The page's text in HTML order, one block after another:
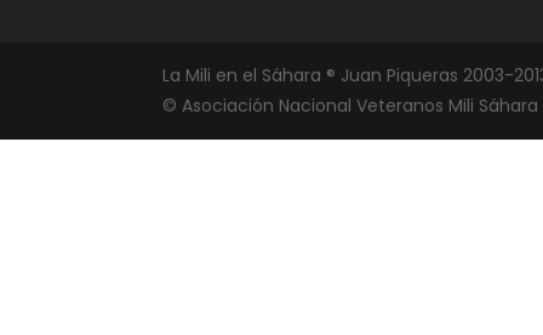
La Mili en el Sáhara ® Juan Piqueras 2003-
© Asociación Nacional Veteranos Mili Sáhara